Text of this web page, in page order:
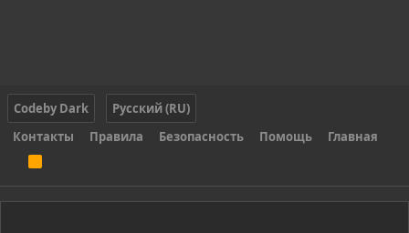
Codeby Dark
Русский (RU)
Контакты
Правила Безопасность Помощь Главная
S